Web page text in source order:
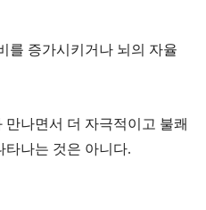
를 증가시키거나 뇌의 자율
나면서 더 자극적이고 불쾌
타나는 것은 아니다.